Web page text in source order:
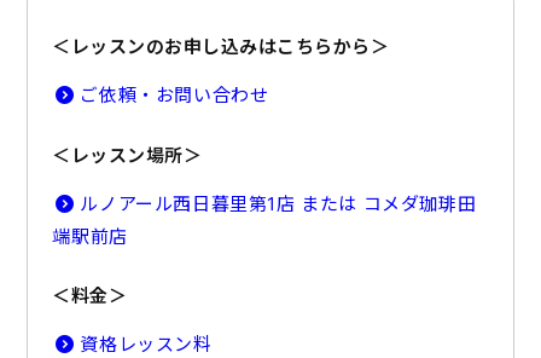
＜レッスンのお申し込みはこちらから＞
ご依頼・お問い合わせ
＜レッスン場所＞
ルノアール西日暮里第1店 または コメダ珈琲田
端駅前店
＜料金＞
資格レッスン料